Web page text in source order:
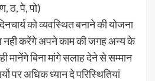
ठ, पे, पो)
को व्यवस्थित बनाने की योजना
करेंगे अपने काम की जगह अन्य के
मानेंगे बिना मांगे सलाह देने से सम्मान
पर अधिक ध्यान दे परिस्थितियां